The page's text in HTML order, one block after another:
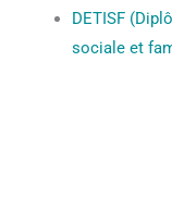
DETISF
sociale et